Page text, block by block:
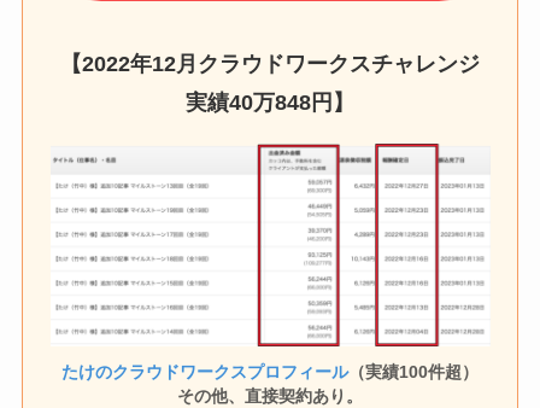
【2022年12月クラウドワークスチャレンジ
実績40万848円 】
たけのクラウドワークスプロフィール（実績100件超）
その他、直接契約あり。